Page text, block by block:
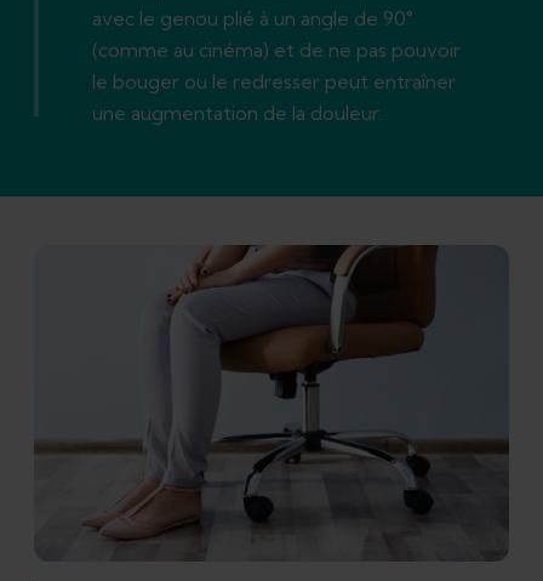
avec le genou plié à un angle de 90°
(comme au cinéma) et de ne pas pouvoir
le bouger ou le redresser peut entraîner
une augmentation de la douleur.